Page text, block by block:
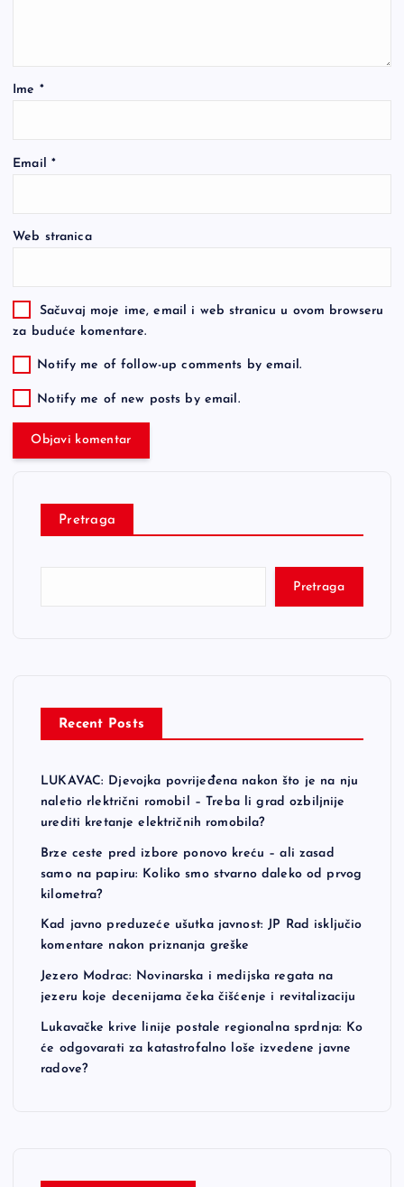
Ime *
Email *
Web stranica
Sačuvaj moje ime, email i web stranicu u ovom browseru
za buduće komentare.
Notify me of follow-up comments by email.
Notify me of new posts by email.
Pretraga
Pretraga
Recent Posts
LUKAVAC: Djevojka povrijeđena nakon što je na nju
naletio rlektrični romobil – Treba li grad ozbiljnije
urediti kretanje električnih romobila?
Brze ceste pred izbore ponovo kreću – ali zasad
samo na papiru: Koliko smo stvarno daleko od prvog
kilometra?
Kad javno preduzeće ušutka javnost: JP Rad isključio
komentare nakon priznanja greške
Jezero Modrac: Novinarska i medijska regata na
jezeru koje decenijama čeka čišćenje i revitalizaciju
Lukavačke krive linije postale regionalna sprdnja: Ko
će odgovarati za katastrofalno loše izvedene javne
radove?